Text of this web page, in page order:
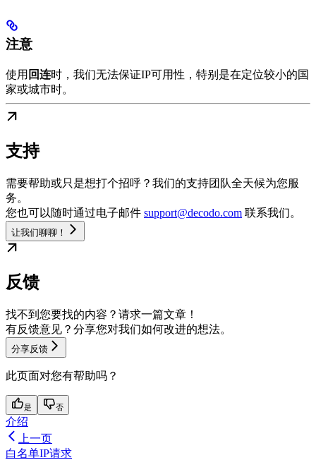
注意
使用 回连时，我们无法保证IP可用性，特别是在定位较小的国
家或城市时。
支持
需要帮助或只是想打个招呼？我们的支持团队全天候为您服
务。
您也可以随时通过电子邮件 support@decodo.com 联系我们。
让我们聊聊！
反馈
找不到您要找的内容？请求一篇文章！
有反馈意见？分享您对我们如何改进的想法。
分享反馈
此页面对您有帮助吗？
是 否
介绍
上一页
白名单IP请求